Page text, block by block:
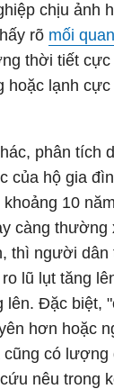
chịu ảnh
rõ mối
thời tiết cực
hoặc lạnh
phân tích
của hộ gia
10
càng thường
thì người dân
lũ lụt tăng
lên. Đặc biệt,
hơn hoặc
cũng có
nêu trong